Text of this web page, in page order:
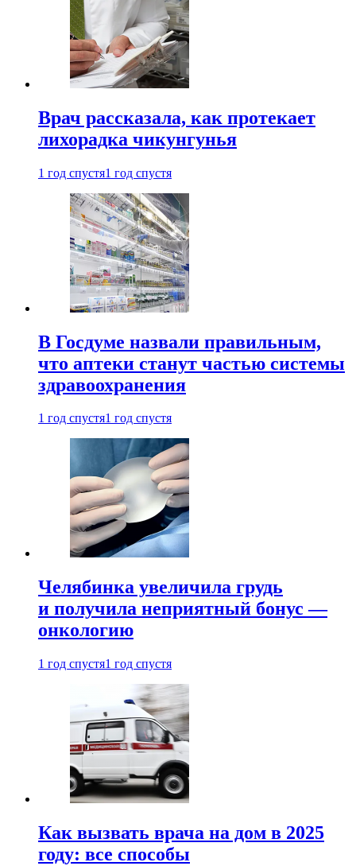
Врач рассказала, как протекает
лихорадка чикунгунья
1 год спустя1 год спустя
В Госдуме назвали правильным,
что аптеки станут частью системы
здравоохранения
1 год спустя1 год спустя
Челябинка увеличила грудь
и получила неприятный бонус —
онкологию
1 год спустя1 год спустя
Как вызвать врача на дом в 2025
году: все способы